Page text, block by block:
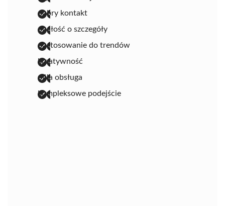
dobry kontakt
dbałość o szczegóły
dostosowanie do trendów
kreatywność
miła obsługa
kompleksowe podejście